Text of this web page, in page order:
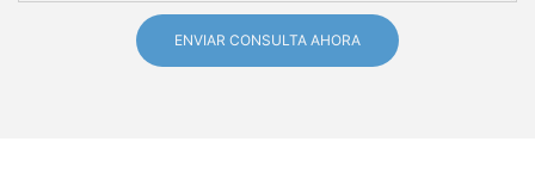
ENVIAR CONSULTA AHORA